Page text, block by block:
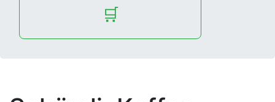
🛒